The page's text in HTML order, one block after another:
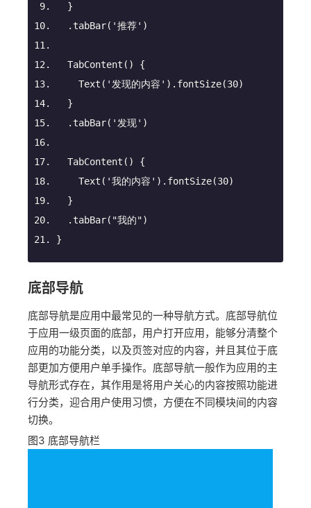
  }
.tabBar( '推荐' )
TabContent () {
Text ( '发现的内容' ) .fontSize(30)
  }
.tabBar( '发现' )
TabContent () {
Text ( '我的内容' ) .fontSize(30)
  }
.tabBar( "我的")
}
底部导航
底部导航是应用中最常见的一种导航方式。底部导航位
于应用一级页面的底部，用户打开应用，能够分清整个
应用的功能分类，以及页签对应的内容，并且其位于底
部更加方便用户单手操作。底部导航一般作为应用的主
导航形式存在，其作用是将用户关心的内容按照功能进
行分类，迎合用户使用习惯，方便在不同模块间的内容
切换。
图3 底部导航栏